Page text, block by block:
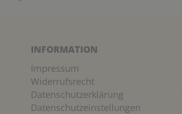
INFORMATION
Impressum
Widerrufsrecht
Datenschutzerklärung
Datenschutzeinstellungen